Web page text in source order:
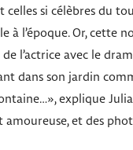
celles si célèbres du
à l’époque. Or, cette
l’actrice avec le
dans son jardin
explique
amoureuse, et des